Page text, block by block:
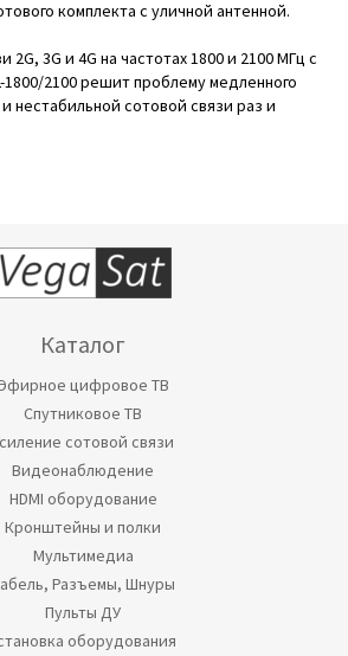
комплекта с уличной антенной.
2G, 3G и 4G на частотах 1800 и 2100 МГц с
1800/2100 решит проблему медленного
нестабильной сотовой связи раз и
Каталог
цифровое ТВ
Спутниковое ТВ
сотовой связи
Видеонаблюдение
HDMI оборудование
Кронштейны и полки
Мультимедиа
Разъемы, Шнуры
Пульты ДУ
оборудования